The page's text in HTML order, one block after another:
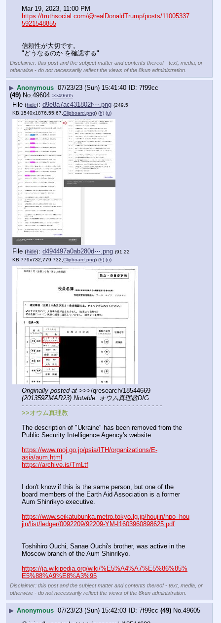
Mar 19, 2023, 11:00 PM
https://truthsocial.com/@realDonaldTrump/posts/11005337
5921548855
信頼性が大切です。
"どうなるのか を確認する"
Disclaimer: this post and the subject matter and contents thereof - text, media, or
otherwise - do not necessarily reflect the views of the 8kun administration.
▶ Anonymous 07/23/23 (Sun) 15:41:40
7f99cc
(49) No. 49604 >>49605
File (hide): d9e8a7ac431802f⋯.png (249.5
KB,1540x1876,55:67, Clipboard.png) (h) (u)
File (hide): d494497a0ab280d⋯.png (91.22
KB,779x732,779:732, Clipboard.png) (h) (u)
Originally posted at
(201359ZMAR23) Notable: オウム真理教DIG
- - - - - - - - - - - - - - - - - - - - - - - - - - - - - - - - - - - -
>>オウム真理教
The description of "Ukraine" has been removed from the
Public Security Intelligence Agency's website.
https://www.moj.go.jp/psia/ITH/organizations/E-
asia/aum.html
https://archive.is/TmLtf
I don't know if this is the same person, but one of the
board members of the Earth Aid Association is a former
Aum Shinrikyo executive.
https://www.seikatubunka.metro.tokyo.lg.jp/houjin/npo_hou
jin/list/ledger/0092209/92209-YM-I1603960898625.pdf
Toshihiro Ouchi, Sanae Ouchi's brother, was active in the
Moscow branch of the Aum Shinrikyo.
https://ja.wikipedia.org/wiki/%E5%A4%A7%E5%86%85%
E5%88%A9%E8%A3%95
Disclaimer: this post and the subject matter and contents thereof - text, media, or
otherwise - do not necessarily reflect the views of the 8kun administration.
▶ Anonymous 07/23/23 (Sun) 15:42:03 7f99cc (49) No.49605